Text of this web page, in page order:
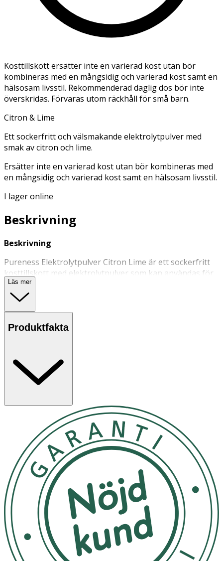
Kosttillskott ersätter inte en varierad kost utan bör
kombineras med en mångsidig och varierad kost samt en
hälsosam livsstil. Rekommenderad daglig dos bör inte
överskridas. Förvaras utom räckhåll för små barn.
Citron & Lime
Ett sockerfritt och välsmakande elektrolytpulver med
smak av citron och lime.
Ersätter inte en varierad kost utan bör kombineras med
en mångsidig och varierad kost samt en hälsosam livsstil.
I lager online
Beskrivning
Beskrivning
Pureness Elektrolytpulver Citron Lime är ett sockerfritt
kosttillskott med elektrolytpulver som kan användas för
att upprätthålla balansen mellan de nödvändiga
elektrolyterna i kroppen. Elektrolytpulvret fungerar
förlorar mycket vatten ur kroppen, t.ex. vid långa
träningspass, bastubad, varma sommardagar eller andra
vätska vid diarre och kräkningar. Pulvret innehåller också
Guerande-havssalt, C-vitamin och organiskt svavel
(OptiMSM). Praktisk måttsked ingår. Varje dos (5 g)
Användning & Dosering
- Rekommenderad daglig dos: En doserings (5 g), 1–4
gånger om dagen i vatten (3–7 dl).
- Överskrid inte rekommenderad dos.
- Kosttillskott bör inte användas som alternativ till en
varierad kost.
- Förvara i rumstemperatur, väl försluten och utom
räckhåll för små barn. Ej direkt i solljus.
- Kan ej användas av gravida och ammande.
Läs mer
Produktfakta